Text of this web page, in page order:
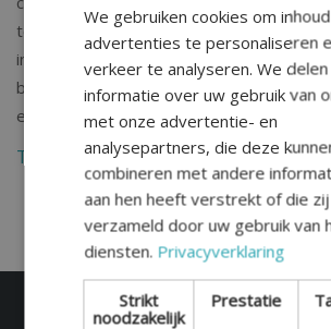
te verstrekken en duidelijkheid te bieden
in het mediationproces. Zijn doel is om
betrouwbare eerste indruk te geven aan
een kruispunt in hun leven staan.
Terug naar het overzicht
We gebruiken cookies om
advertenties te personaliseren
verkeer te analyseren. We
informatie over uw gebruik van
met onze advertentie- en
analysepartners, die deze
combineren met andere
aan hen heeft verstrekt of die
verzameld door uw gebruik van
diensten. Privacyverklaring
Strikt
noodzakelijk
Prestatie